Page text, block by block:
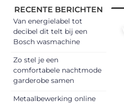
RECENTE BERICHTEN
Van energielabel tot
decibel dit telt bij een
Bosch wasmachine
Zo stel je een
comfortabele nachtmode
garderobe samen
Metaalbewerking online